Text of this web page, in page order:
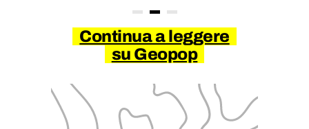
Continua a leggere
su Geopop